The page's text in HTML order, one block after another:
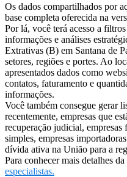
Os dados compartilhados por
base completa oferecida na
Por lá, você terá acesso a
informações e análises
Extrativas (B) em Santana de
setores, regiões e portes. Ao
apresentados dados como
contatos, faturamento e
informações.
Você também consegue gerar
recentemente, empresas que
recuperação judicial, empresas
simples, empresas
dívida ativa na União para a
Para conhecer mais detalhes
especialistas.